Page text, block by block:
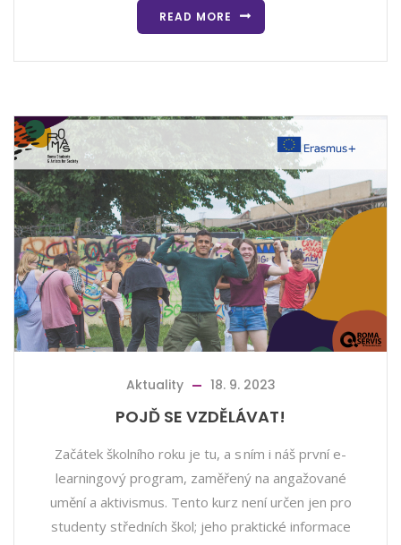
READ MORE
Aktuality 18. 9. 2023
POJĎ SE VZDĚLÁVAT!
Začátek školního roku je tu, a s ním i náš první e-
learningový program, zaměřený na angažované
umění a aktivismus. Tento kurz není určen jen pro
studenty středních škol; jeho praktické informace